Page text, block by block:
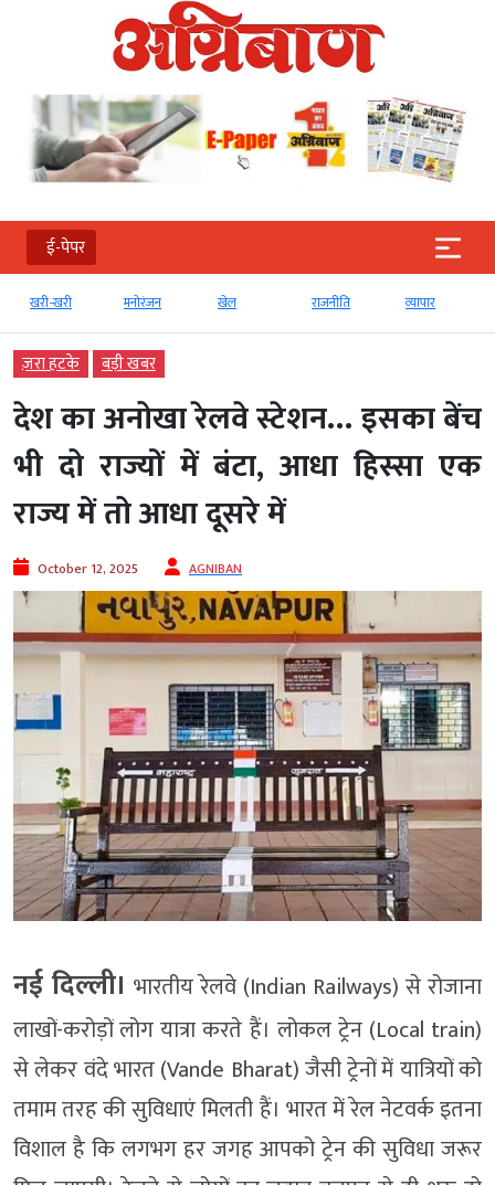
ई-पेपर
खरी-खरी मनोरंजन खेल राजनीति व्‍यापार
ज़रा हटके बड़ी खबर
देश का अनोखा रेलवे स्टेशन… इसका बेंच
भी दो राज्यों में बंटा, आधा हिस्सा एक
राज्य में तो आधा दूसरे में
October 12, 2025 AGNIBAN
नई दिल्ली। भारतीय रेलवे (Indian Railways) से रोजाना
लाखों-करोड़ों लोग यात्रा करते हैं। लोकल ट्रेन (Local train)
से लेकर वंदे भारत (Vande Bharat) जैसी ट्रेनों में यात्रियों को
तमाम तरह की सुविधाएं मिलती हैं। भारत में रेल नेटवर्क इतना
विशाल है कि लगभग हर जगह आपको ट्रेन की सुविधा जरूर